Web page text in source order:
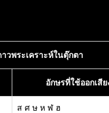
วพระเคราะห์ในตุ๊กตา
อักษรที่ใช้ออกเสีย
ส ศ ษ ห ฬ ฮ